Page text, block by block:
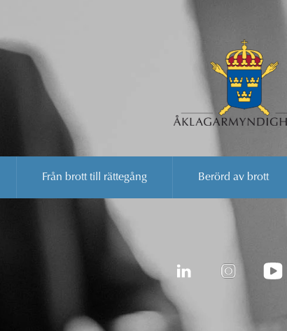
Från brott till rättegång Berörd av brott